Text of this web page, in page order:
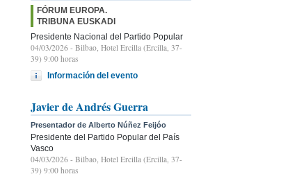
FÓRUM EUROPA.
TRIBUNA EUSKADI
Presidente Nacional del Partido Popular
04/03/2026 - Bilbao, Hotel Ercilla (Ercilla, 37-
39) 9:00 horas
Información del evento
Javier de Andrés Guerra
Presentador de Alberto Núñez Feijóo
Presidente del Partido Popular del País
Vasco
04/03/2026 - Bilbao, Hotel Ercilla (Ercilla, 37-
39) 9:00 horas